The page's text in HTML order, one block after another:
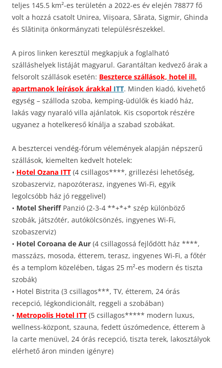
teljes 145.5 km²-es területén a 2022-es év elején 78877 fő
volt a hozzá csatolt Unirea, Viișoara, Sărata, Sigmir, Ghinda
és Slătinița önkormányzati településrészekkel.
A piros linken keresztül megkapjuk a foglalható
szálláshelyek listáját magyarul. Garantáltan kedvező árak a
felsorolt szállások esetén: Beszterce szállások, hotel ill.
apartmanok leírások árakkal ITT. Minden kiadó, kivehető
egység – szálloda szoba, kemping-üdülők és kiadó ház,
lakás vagy nyaraló villa ajánlatok. Kis csoportok részére
ugyanez a hotelkereső kínálja a szabad szobákat.
A besztercei vendég-fórum vélemények alapján népszerű
szállások, kiemelten kedvelt hotelek:
• Hotel Ozana ITT (4 csillagos****, grillezési lehetőség,
szobaszerviz, napozóterasz, ingyenes Wi-Fi, egyik
legolcsóbb ház jó reggelivel)
• Motel SheriffPanzió (2-3-4 **+*+* szép különböző
szobák, játszótér, autókölcsönzés, ingyenes Wi-Fi,
szobaszerviz)
• Hotel Coroana de Aur (4 csillagossá fejlődött ház ****,
masszázs, mosoda, étterem, terasz, ingyenes Wi-Fi, a főtér
és a templom közelében, tágas 25 m²-es modern és tiszta
szobák)
• Hotel Bistrita (3 csillagos***, TV, étterem, 24 órás
recepció, légkondicionált, reggeli a szobában)
• Metropolis Hotel ITT (5 csillagos***** modern luxus,
wellness-központ, szauna, fedett úszómedence, étterem à
la carte menüvel, 24 órás recepció, tiszta terek, lakosztályok
elérhető áron minden igényre)